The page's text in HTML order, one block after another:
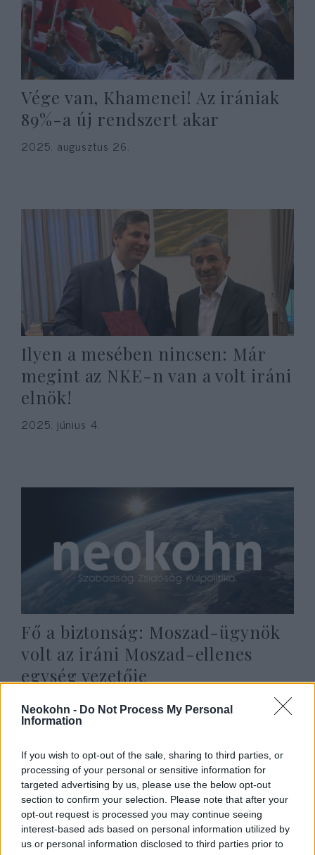
Neokohn - Do Not Process My Personal
Information
If you wish to opt-out of the sale, sharing to third parties, or
processing of your personal or sensitive information for
targeted advertising by us, please use the below opt-out
section to confirm your selection. Please note that after your
opt-out request is processed you may continue seeing
interest-based ads based on personal information utilized by
us or personal information disclosed to third parties prior to
Vége van, Khamenei! Az irániak
89%-a új rendszert akar
2025. augusztus 26.
Ilyen a mesében nincsen: Már
megint az NKE-n van a volt iráni
elnök!
2025. június 4.
Fő a biztonság: Moszad-ügynök
volt az iráni Moszad-ellenes
egység vezetője
2024. október 1.